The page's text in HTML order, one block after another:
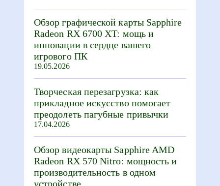
Обзор графической карты Sapphire
Radeon RX 6700 XT: мощь и
инновации в сердце вашего
игрового ПК
19.05.2026
Творческая перезагрузка: как
прикладное искусство помогает
преодолеть пагубные привычки
17.04.2026
Обзор видеокарты Sapphire AMD
Radeon RX 570 Nitro: мощность и
производительность в одном
устройстве